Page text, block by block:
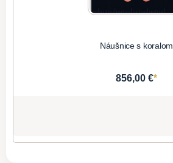
Náušnice s koralom
856,00 €*